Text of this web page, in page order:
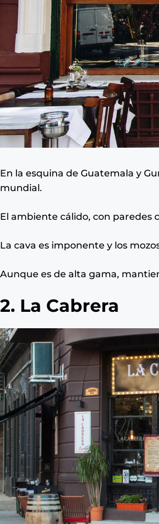
En la esquina de Guatemala y
mundial.
El ambiente cálido, con paredes
La cava es imponente y los
Aunque es de alta gama,
2. La Cabrera